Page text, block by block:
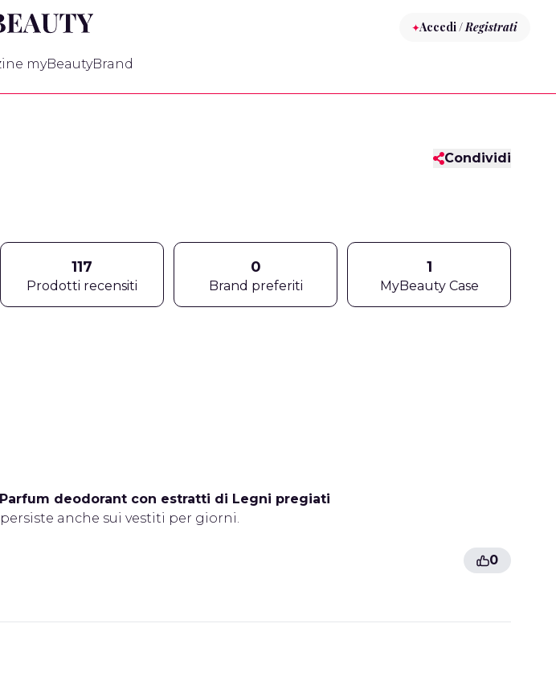
Accedi /Registrati
myBeautyBrand
Condividi
117
Prodotti recensiti
0
Brand preferiti
1
MyBeauty Case
Parfum deodorant con estratti di Legni pregiati
anche sui vestiti per giorni.
0